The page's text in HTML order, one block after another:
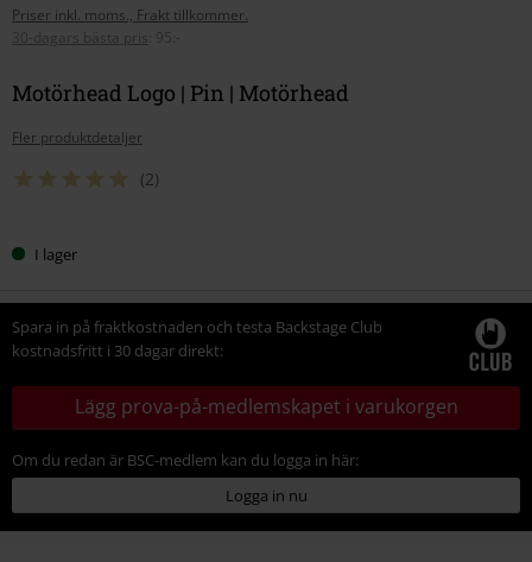
Priser inkl. moms., Frakt tillkommer.
30-dagars bästa pris
95:-
Motörhead Logo | Pin | Motörhead
Fler produktdetaljer
(2)
I lager
Spara in på fraktkostnaden och testa Backstage Club
kostnadsfritt i 30 dagar direkt:
Lägg prova-på-medlemskapet i varukorgen
Om du redan är BSC-medlem kan du logga in här:
Logga in nu